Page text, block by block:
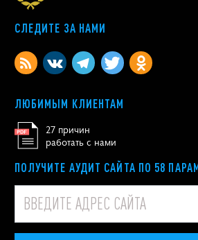
СЛЕДИТЕ ЗА НАМИ
ЛЮБИМЫМ КЛИЕНТАМ
27 причин
работать с нами
ПОЛУЧИТЕ АУДИТ САЙТА ПО 58